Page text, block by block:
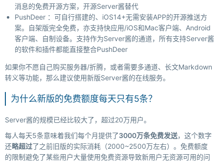
消息的免费开源方案，开源Server酱替代
PushDeer ：可自行搭建的、iOS14+无需安装APP的开源推送方
案。自架版完全免费，亦支持快应用/iOS和Mac客户端、Android
客户端、自制设备。支持作为Server酱的通道，所有支持Server酱
的软件和插件都能直接整合PushDeer
如果你不愿自己购买服务器/折腾，或者需要多通道、长文Markdown
转义等功能，那么建议使用新版Server酱的在线服务。
为什么新版的免费额度每天只有5条？
Server酱的规模已经比较大了，超过20万用户。
每人每天5条意味着我们每个月提供了3000万条免费发送，这个数字
还略超过了之前旧版的实际消耗（2000~2500万左右）。免费额度
的限制避免了某些用户大量使用免费资源导致新用户无资源可用的问